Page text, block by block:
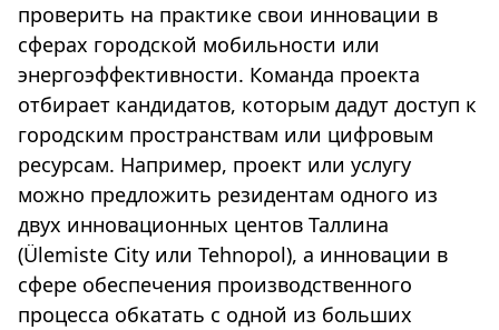
проверить на практике свои инновации в
сферах городской мобильности или
энергоэффективности. Команда проекта
отбирает кандидатов, которым дадут доступ к
городским пространствам или цифровым
ресурсам. Например, проект или услугу
можно предложить резидентам одного из
двух инновационных центов Таллина
(Ülemiste City или Tehnopol), а инновации в
сфере обеспечения производственного
процесса обкатать с одной из больших